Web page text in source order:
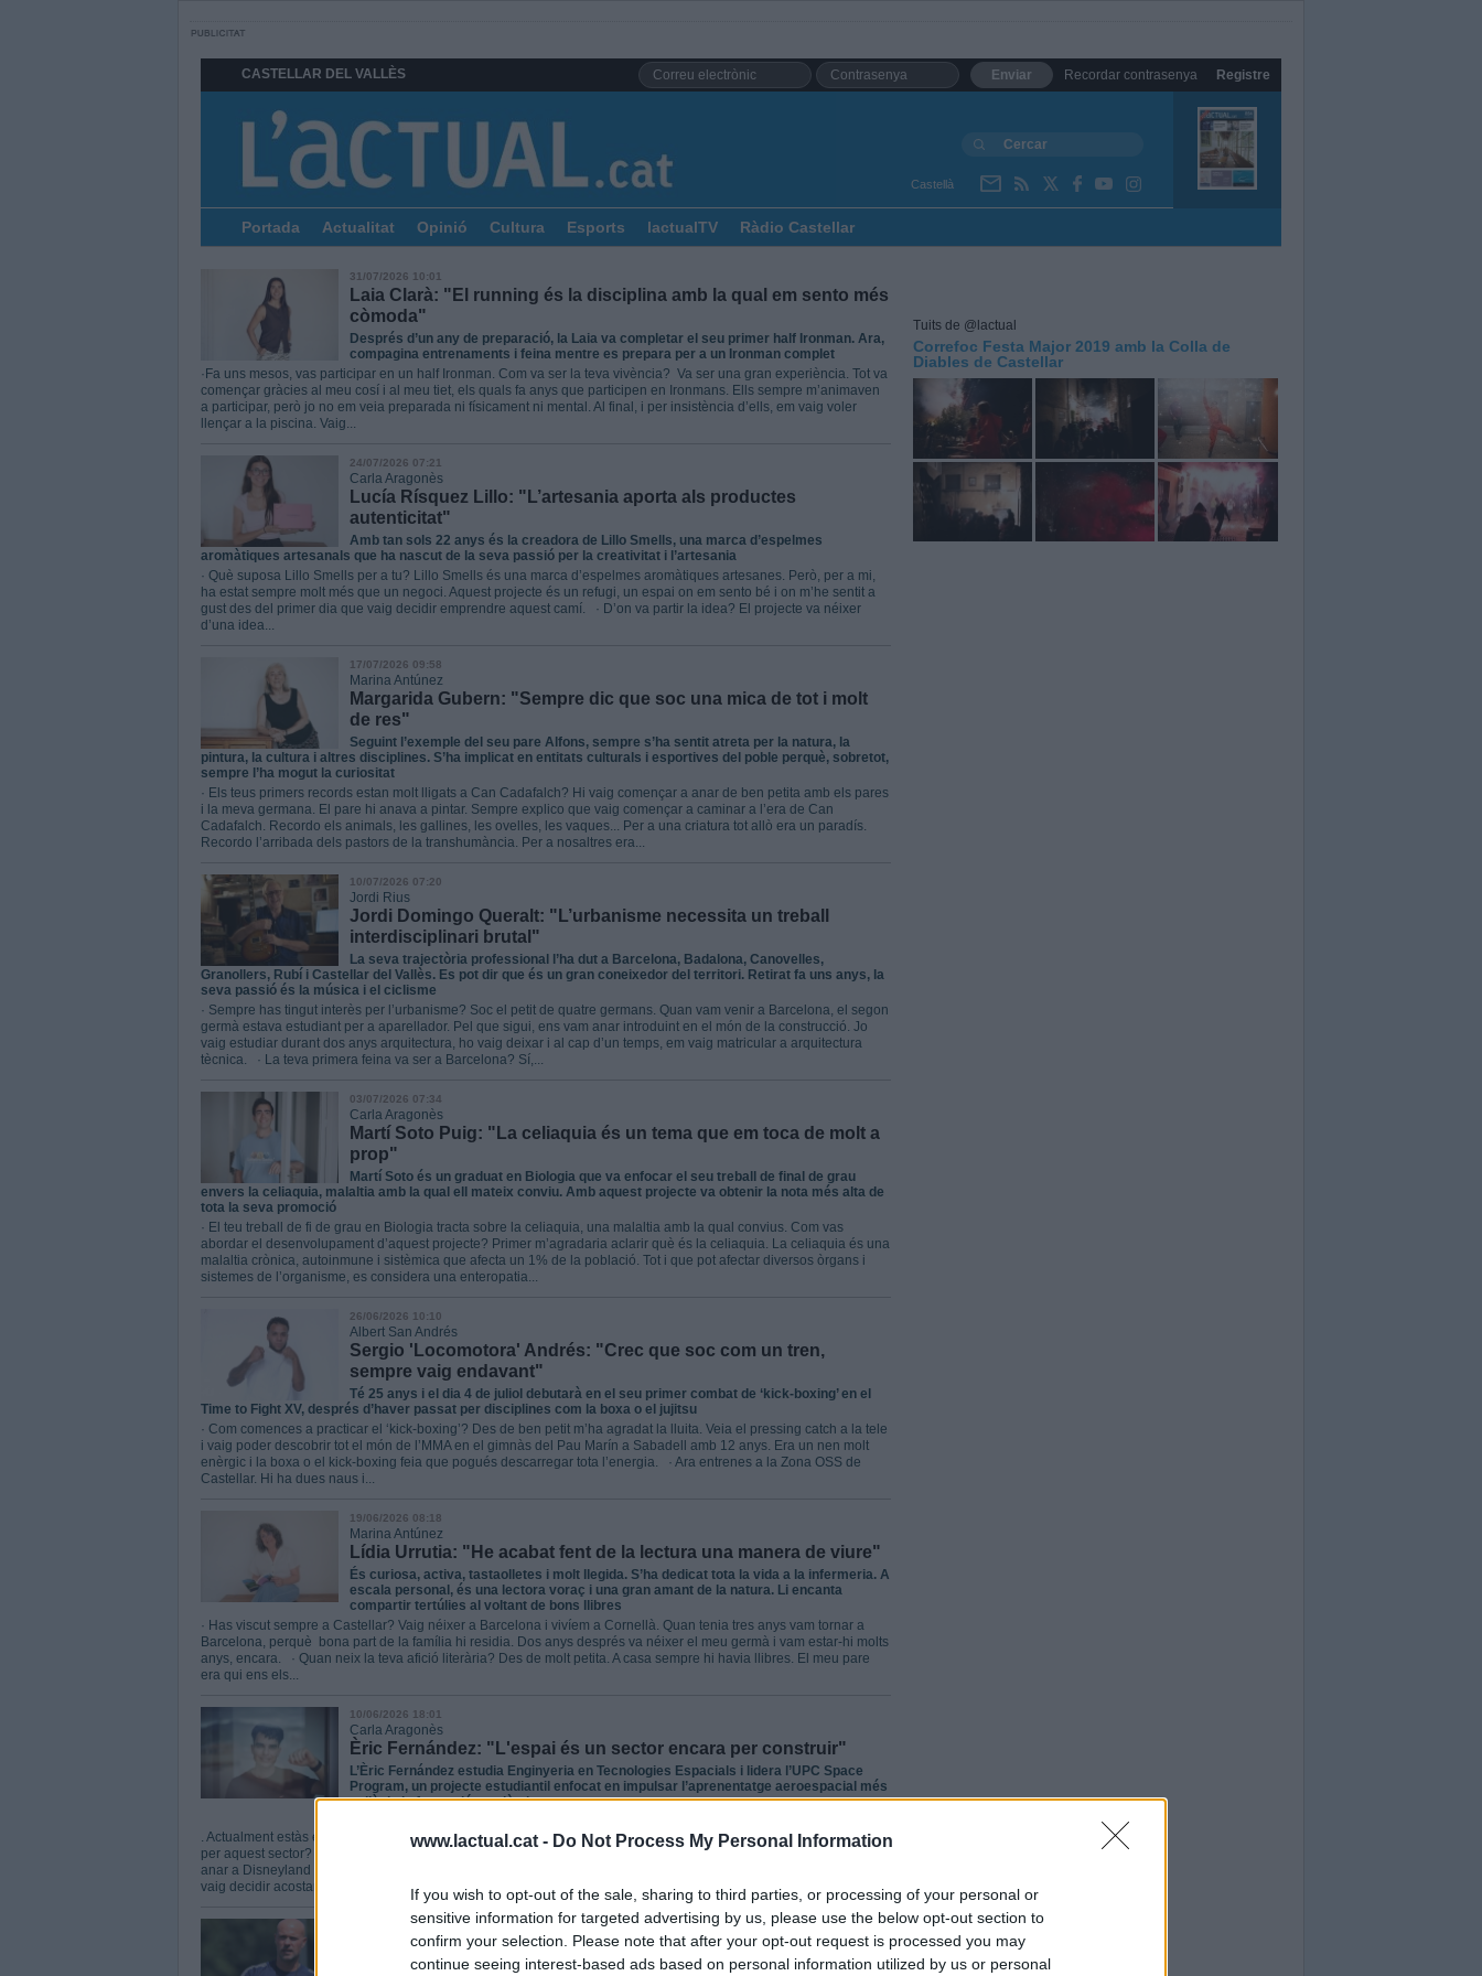
www.lactual.cat - Do Not Process My Personal Information
If you wish to opt-out of the sale, sharing to third parties, or processing of your personal or
sensitive information for targeted advertising by us, please use the below opt-out section to
confirm your selection. Please note that after your opt-out request is processed you may
continue seeing interest-based ads based on personal information utilized by us or personal
CASTELLAR DEL VALLÈS Recordar contrasenya Registre
Enviar
Castellà
Portada Actualitat Opinió Cultura Esports lactualTV Ràdio Castellar
31/07/2026 10:01
Laia Clarà: "El running és la disciplina amb la qual em sento més
còmoda"
Després d’un any de preparació, la Laia va completar el seu primer half Ironman. Ara,
compagina entrenaments i feina mentre es prepara per a un Ironman complet
·Fa uns mesos, vas participar en un half Ironman. Com va ser la teva vivència? Va ser una gran experiència. Tot va
començar gràcies al meu cosí i al meu tiet, els quals fa anys que participen en Ironmans. Ells sempre m’animaven
a participar, però jo no em veia preparada ni físicament ni mental. Al final, i per insistència d’ells, em vaig voler
llençar a la piscina. Vaig...
24/07/2026 07:21
Carla Aragonès
Lucía Rísquez Lillo: "L’artesania aporta als productes
autenticitat"
Amb tan sols 22 anys és la creadora de Lillo Smells, una marca d’espelmes
aromàtiques artesanals que ha nascut de la seva passió per la creativitat i l’artesania
· Què suposa Lillo Smells per a tu? Lillo Smells és una marca d’espelmes aromàtiques artesanes. Però, per a mi,
ha estat sempre molt més que un negoci. Aquest projecte és un refugi, un espai on em sento bé i on m’he sentit a
gust des del primer dia que vaig decidir emprendre aquest camí. · D’on va partir la idea? El projecte va néixer
d’una idea...
17/07/2026 09:58
Marina Antúnez
Margarida Gubern: "Sempre dic que soc una mica de tot i molt
de res"
Seguint l’exemple del seu pare Alfons, sempre s’ha sentit atreta per la natura, la
pintura, la cultura i altres disciplines. S’ha implicat en entitats culturals i esportives del poble perquè, sobretot,
sempre l’ha mogut la curiositat
· Els teus primers records estan molt lligats a Can Cadafalch? Hi vaig començar a anar de ben petita amb els pares
i la meva germana. El pare hi anava a pintar. Sempre explico que vaig començar a caminar a l’era de Can
Cadafalch. Recordo els animals, les gallines, les ovelles, les vaques... Per a una criatura tot allò era un paradís.
Recordo l’arribada dels pastors de la transhumància. Per a nosaltres era...
10/07/2026 07:20
Jordi Rius
Jordi Domingo Queralt: "L’urbanisme necessita un treball
interdisciplinari brutal"
La seva trajectòria professional l’ha dut a Barcelona, Badalona, Canovelles,
Granollers, Rubí i Castellar del Vallès. Es pot dir que és un gran coneixedor del territori. Retirat fa uns anys, la
seva passió és la música i el ciclisme
· Sempre has tingut interès per l’urbanisme? Soc el petit de quatre germans. Quan vam venir a Barcelona, el segon
germà estava estudiant per a aparellador. Pel que sigui, ens vam anar introduint en el món de la construcció. Jo
vaig estudiar durant dos anys arquitectura, ho vaig deixar i al cap d’un temps, em vaig matricular a arquitectura
tècnica. · La teva primera feina va ser a Barcelona? Sí,...
03/07/2026 07:34
Carla Aragonès
Martí Soto Puig: "La celiaquia és un tema que em toca de molt a
prop"
Martí Soto és un graduat en Biologia que va enfocar el seu treball de final de grau
envers la celiaquia, malaltia amb la qual ell mateix conviu. Amb aquest projecte va obtenir la nota més alta de
tota la seva promoció
· El teu treball de fi de grau en Biologia tracta sobre la celiaquia, una malaltia amb la qual convius. Com vas
abordar el desenvolupament d’aquest projecte? Primer m’agradaria aclarir què és la celiaquia. La celiaquia és una
malaltia crònica, autoinmune i sistèmica que afecta un 1% de la població. Tot i que pot afectar diversos òrgans i
sistemes de l’organisme, es considera una enteropatia...
26/06/2026 10:10
Albert San Andrés
Sergio 'Locomotora' Andrés: "Crec que soc com un tren,
sempre vaig endavant"
Té 25 anys i el dia 4 de juliol debutarà en el seu primer combat de ‘kick-boxing’ en el
Time to Fight XV, després d’haver passat per disciplines com la boxa o el jujitsu
· Com comences a practicar el ‘kick-boxing’? Des de ben petit m’ha agradat la lluita. Veia el pressing catch a la tele
i vaig poder descobrir tot el món de l’MMA en el gimnàs del Pau Marín a Sabadell amb 12 anys. Era un nen molt
enèrgic i la boxa o el kick-boxing feia que pogués descarregar tota l’energia. · Ara entrenes a la Zona OSS de
Castellar. Hi ha dues naus i...
19/06/2026 08:18
Marina Antúnez
Lídia Urrutia: "He acabat fent de la lectura una manera de viure"
És curiosa, activa, tastaolletes i molt llegida. S’ha dedicat tota la vida a la infermeria. A
escala personal, és una lectora voraç i una gran amant de la natura. Li encanta
compartir tertúlies al voltant de bons llibres
· Has viscut sempre a Castellar? Vaig néixer a Barcelona i vivíem a Cornellà. Quan tenia tres anys vam tornar a
Barcelona, perquè bona part de la família hi residia. Dos anys després va néixer el meu germà i vam estar-hi molts
anys, encara. · Quan neix la teva afició literària? Des de molt petita. A casa sempre hi havia llibres. El meu pare
era qui ens els...
10/06/2026 18:01
Carla Aragonès
Èric Fernández: "L'espai és un sector encara per construir"
L’Èric Fernández estudia Enginyeria en Tecnologies Espacials i lidera l’UPC Space
Program, un projecte estudiantil enfocat en impulsar l’aprenentatge aeroespacial més
enllà de la formació acadèmica.
. Actualment estàs estudiant enginyeria en tecnologies aeroespacials a la UPC. Com et vas començar a interessar
per aquest sector? L’espai sempre m’ha cridat l’atenció, des de ben petit. Recordo que, quan tenia deu anys, vaig
anar a Disneyland Orlando amb la meva família i vam visitar Cabo Cañaveral. Allà em vaig quedar meravellat, i
vaig decidir acostar-me a aquest món. ·...
10/06/2026 12:19
Albert San Andrés
Xavi Calm: “Sempre has de tenir les maletes a punt”
Tuits de @lactual
Correfoc Festa Major 2019 amb la Colla de
Diables de Castellar